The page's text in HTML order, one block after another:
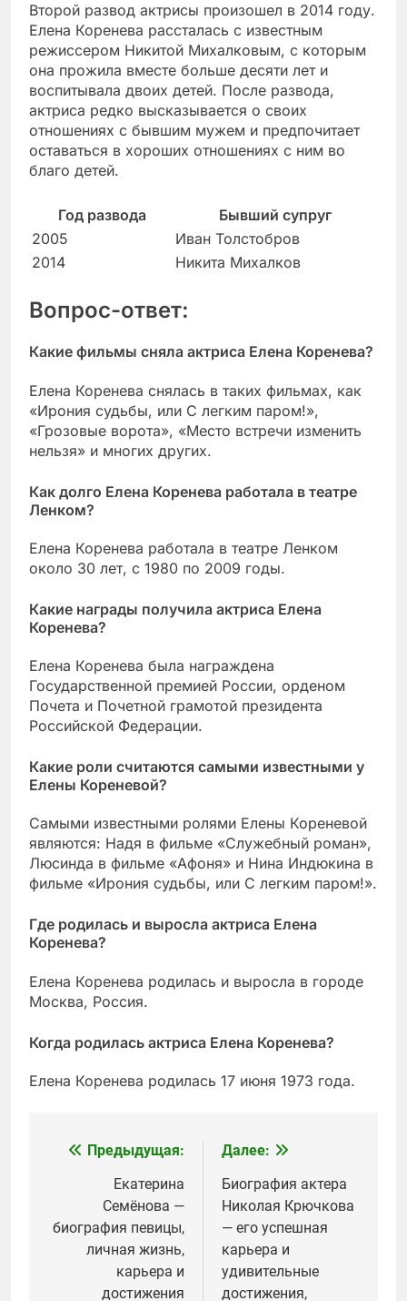
Второй развод актрисы произошел в 2014 году.
Елена Коренева рассталась с известным
режиссером Никитой Михалковым, с которым
она прожила вместе больше десяти лет и
воспитывала двоих детей. После развода,
актриса редко высказывается о своих
отношениях с бывшим мужем и предпочитает
оставаться в хороших отношениях с ним во
благо детей.
Год развода
Бывший супруг
2005
Иван Толстобров
2014
Никита Михалков
Вопрос-ответ:
Какие фильмы сняла актриса Елена Коренева?
Елена Коренева снялась в таких фильмах, как
«Ирония судьбы, или С легким паром!»,
«Грозовые ворота», «Место встречи изменить
нельзя» и многих других.
Как долго Елена Коренева работала в театре
Ленком?
Елена Коренева работала в театре Ленком
около 30 лет, с 1980 по 2009 годы.
Какие награды получила актриса Елена
Коренева?
Елена Коренева была награждена
Государственной премией России, орденом
Почета и Почетной грамотой президента
Российской Федерации.
Какие роли считаются самыми известными у
Елены Кореневой?
Самыми известными ролями Елены Кореневой
являются: Надя в фильме «Служебный роман»,
Люсинда в фильме «Афоня» и Нина Индюкина в
фильме «Ирония судьбы, или С легким паром!».
Где родилась и выросла актриса Елена
Коренева?
Елена Коренева родилась и выросла в городе
Москва, Россия.
Когда родилась актриса Елена Коренева?
Елена Коренева родилась 17 июня 1973 года.
Навигация
записям
Предыдущая:
Екатерина
Семёнова —
биография певицы,
личная жизнь,
карьера и
достижения
Далее:
Биография актера
Николая Крючкова
— его успешная
карьера и
удивительные
достижения,